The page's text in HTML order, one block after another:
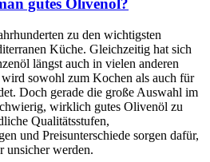
gutes Olivenöl?
zu den wichtigsten
Küche. Gleichzeitig hat sich
längst auch in vielen anderen
sowohl zum Kochen als auch für
Doch gerade die große Auswahl im
wirklich gutes Olivenöl zu
Qualitätsstufen,
und Preisunterschiede sorgen dafür,
unsicher werden.